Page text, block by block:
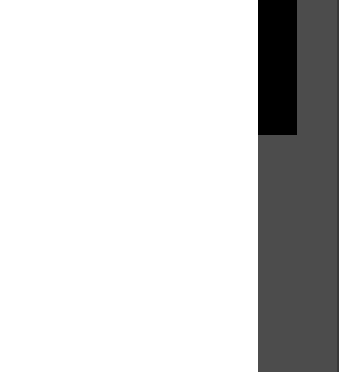
sera disponible en
ou blanc. J’avoue
blanche qui va très
cette liseuse.